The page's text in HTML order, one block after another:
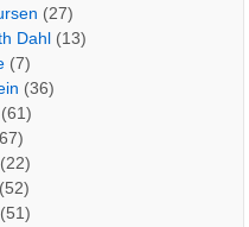
(27)
Dahl (13)
(7)
(36)
(61)
(22)
(52)
(51)